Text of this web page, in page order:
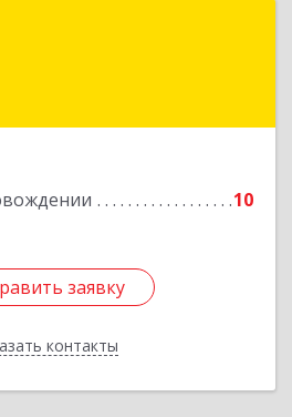
10
заявку
контакты
край, Горячий Ключ г,
заявку
Назад